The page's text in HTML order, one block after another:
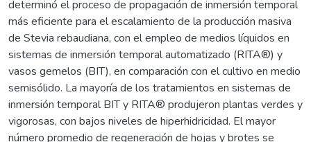
determinó el proceso de propagación de inmersión temporal
más eficiente para el escalamiento de la producción masiva
de Stevia rebaudiana, con el empleo de medios líquidos en
sistemas de inmersión temporal automatizado (RITA®) y
vasos gemelos (BIT), en comparación con el cultivo en medio
semisólido. La mayoría de los tratamientos en sistemas de
inmersión temporal BIT y RITA® produjeron plantas verdes y
vigorosas, con bajos niveles de hiperhidricidad. El mayor
número promedio de regeneración de hojas y brotes se